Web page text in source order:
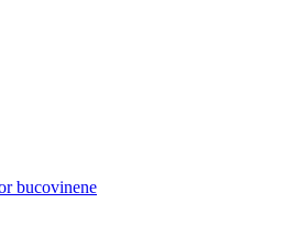
bucovinene